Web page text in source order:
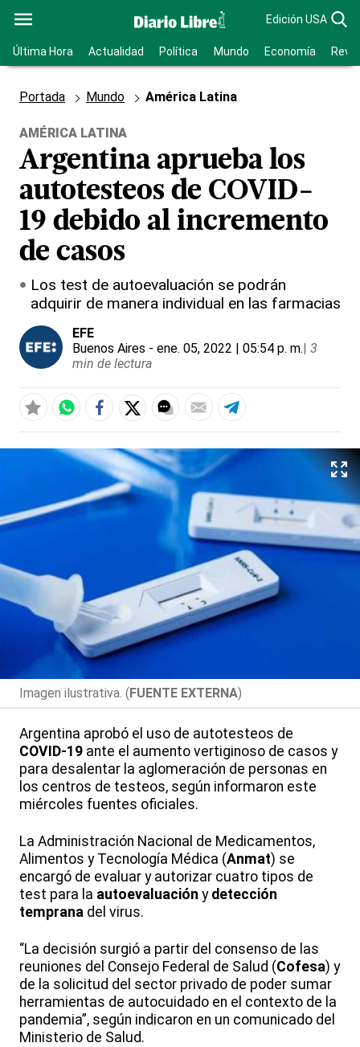
Edición USA
Última Hora Actualidad Política Mundo Economía
Portada Mundo América Latina
AMÉRICA LATINA
Argentina aprueba los
autotesteos de COVID-
19 debido al incremento
de casos
Los test de autoevaluación se podrán
adquirir de manera individual en las farmacias
EFE
Buenos Aires - ene. 05, 2022 | 05:54 p. m.| 3
min de lectura
Imagen ilustrativa. (FUENTE EXTERNA)
Argentina aprobó el uso de autotesteos de
COVID-19 ante el aumento vertiginoso de casos y
para desalentar la aglomeración de personas en
los centros de testeos, según informaron este
miércoles fuentes oficiales.
La Administración Nacional de Medicamentos,
Alimentos y Tecnología Médica (Anmat) se
encargó de evaluar y autorizar cuatro tipos de
test para la autoevaluación y detección
temprana del virus.
“La decisión surgió a partir del consenso de las
reuniones del Consejo Federal de Salud (Cofesa) y
de la solicitud del sector privado de poder sumar
herramientas de autocuidado en el contexto de la
pandemia”, según indicaron en un comunicado del
Ministerio de Salud.